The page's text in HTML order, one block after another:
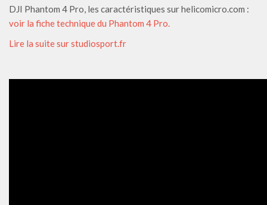
DJI Phantom 4 Pro, les caractéristiques sur helicomicro.com :
voir la fiche technique du Phantom 4 Pro.
Lire la suite sur studiosport.fr